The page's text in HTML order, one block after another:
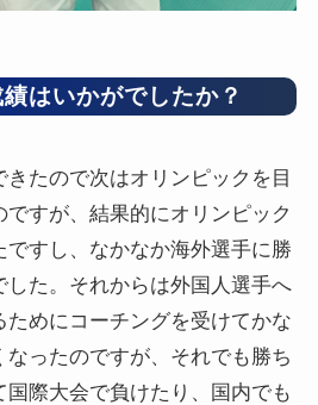
はいかがでしたか？
きたので次はオリンピックを目
すが、結果的にオリンピック
ですし、なかなか海外選手に勝
た。それからは外国人選手へ
めにコーチングを受けてかな
なったのですが、それでも勝ち
際大会で負けたり、国内でも